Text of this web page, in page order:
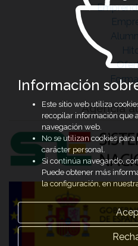
Agencia
Información
Este sitio web utiliza
recopilar información que
navegación web.
No se utilizan cookies
carácter personal.
Si continúa navegando,
Puede obtener más
la configuración, en